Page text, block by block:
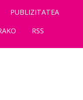
PUBLIZITATEA
RSS